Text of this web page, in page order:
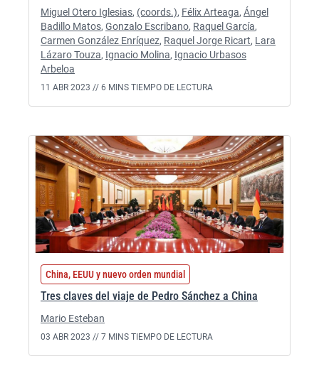
Miguel Otero Iglesias, (coords.), Félix Arteaga, Ángel
Badillo Matos, Gonzalo Escribano, Raquel García,
Carmen González Enríquez, Raquel Jorge Ricart, Lara
Lázaro Touza, Ignacio Molina, Ignacio Urbasos
Arbeloa
11 ABR 2023 // 6 MINS TIEMPO DE LECTURA
China, EEUU y nuevo orden mundial
Tres claves del viaje de Pedro Sánchez a China
Mario Esteban
03 ABR 2023 // 7 MINS TIEMPO DE LECTURA